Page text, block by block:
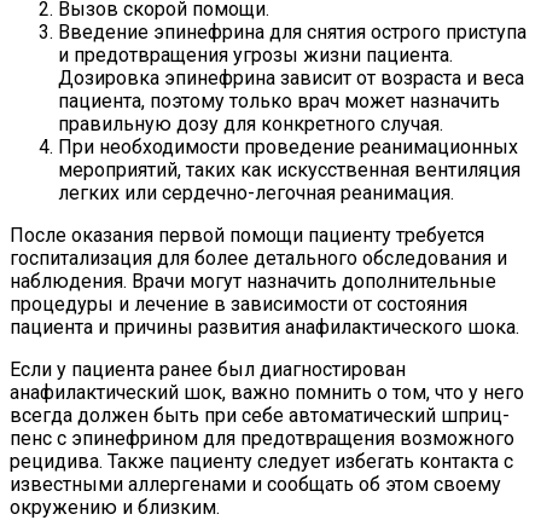
Вызов скорой помощи.
Введение эпинефрина для снятия острого приступа
и предотвращения угрозы жизни пациента.
Дозировка эпинефрина зависит от возраста и веса
пациента, поэтому только врач может назначить
правильную дозу для конкретного случая.
При необходимости проведение реанимационных
мероприятий, таких как искусственная вентиляция
легких или сердечно-легочная реанимация.
После оказания первой помощи пациенту требуется
госпитализация для более детального обследования и
наблюдения. Врачи могут назначить дополнительные
процедуры и лечение в зависимости от состояния
пациента и причины развития анафилактического шока.
Если у пациента ранее был диагностирован
анафилактический шок, важно помнить о том, что у него
всегда должен быть при себе автоматический шприц-
пенс с эпинефрином для предотвращения возможного
рецидива. Также пациенту следует избегать контакта с
известными аллергенами и сообщать об этом своему
окружению и близким.